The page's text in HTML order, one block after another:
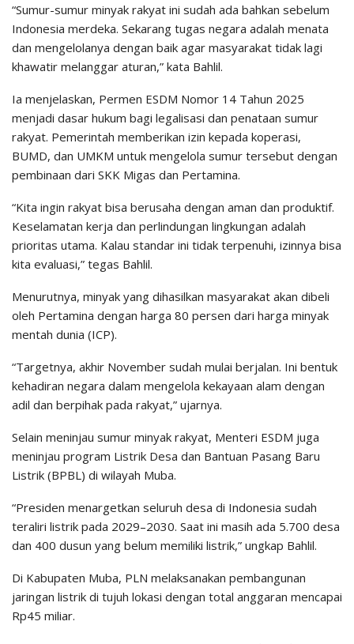
“Sumur-sumur minyak rakyat ini sudah ada bahkan sebelum
Indonesia merdeka. Sekarang tugas negara adalah menata
dan mengelolanya dengan baik agar masyarakat tidak lagi
khawatir melanggar aturan,” kata Bahlil.
Ia menjelaskan, Permen ESDM Nomor 14 Tahun 2025
menjadi dasar hukum bagi legalisasi dan penataan sumur
rakyat. Pemerintah memberikan izin kepada koperasi,
BUMD, dan UMKM untuk mengelola sumur tersebut dengan
pembinaan dari SKK Migas dan Pertamina.
“Kita ingin rakyat bisa berusaha dengan aman dan produktif.
Keselamatan kerja dan perlindungan lingkungan adalah
prioritas utama. Kalau standar ini tidak terpenuhi, izinnya bisa
kita evaluasi,” tegas Bahlil.
Menurutnya, minyak yang dihasilkan masyarakat akan dibeli
oleh Pertamina dengan harga 80 persen dari harga minyak
mentah dunia (ICP).
“Targetnya, akhir November sudah mulai berjalan. Ini bentuk
kehadiran negara dalam mengelola kekayaan alam dengan
adil dan berpihak pada rakyat,” ujarnya.
Selain meninjau sumur minyak rakyat, Menteri ESDM juga
meninjau program Listrik Desa dan Bantuan Pasang Baru
Listrik (BPBL) di wilayah Muba.
“Presiden menargetkan seluruh desa di Indonesia sudah
teraliri listrik pada 2029–2030. Saat ini masih ada 5.700 desa
dan 400 dusun yang belum memiliki listrik,” ungkap Bahlil.
Di Kabupaten Muba, PLN melaksanakan pembangunan
jaringan listrik di tujuh lokasi dengan total anggaran mencapai
Rp45 miliar.